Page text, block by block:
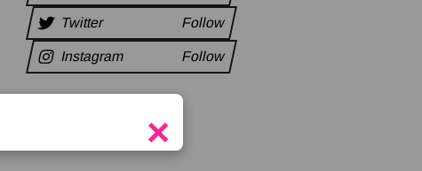
×
Twitter Follow
Instagram Follow